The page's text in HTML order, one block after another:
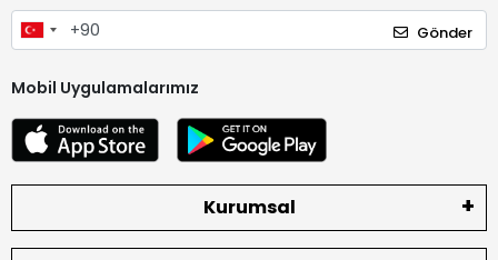
Gönder
Mobil Uygulamalarımız
Kurumsal